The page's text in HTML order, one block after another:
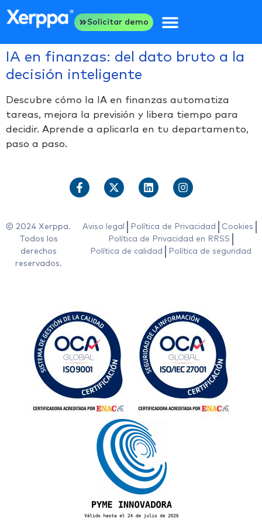
Solicitar demo
IA en finanzas: del dato bruto a la
decisión inteligente
Descubre cómo la IA en finanzas automatiza
tareas, mejora la previsión y libera tiempo para
decidir. Aprende a aplicarla en tu departamento,
paso a paso.
© 2024 Xerppa.
Todos los
derechos
reservados.
Aviso legal Política de Privacidad
Cookies
Política de Privacidad en RRSS
Política de calidad
Política de seguridad